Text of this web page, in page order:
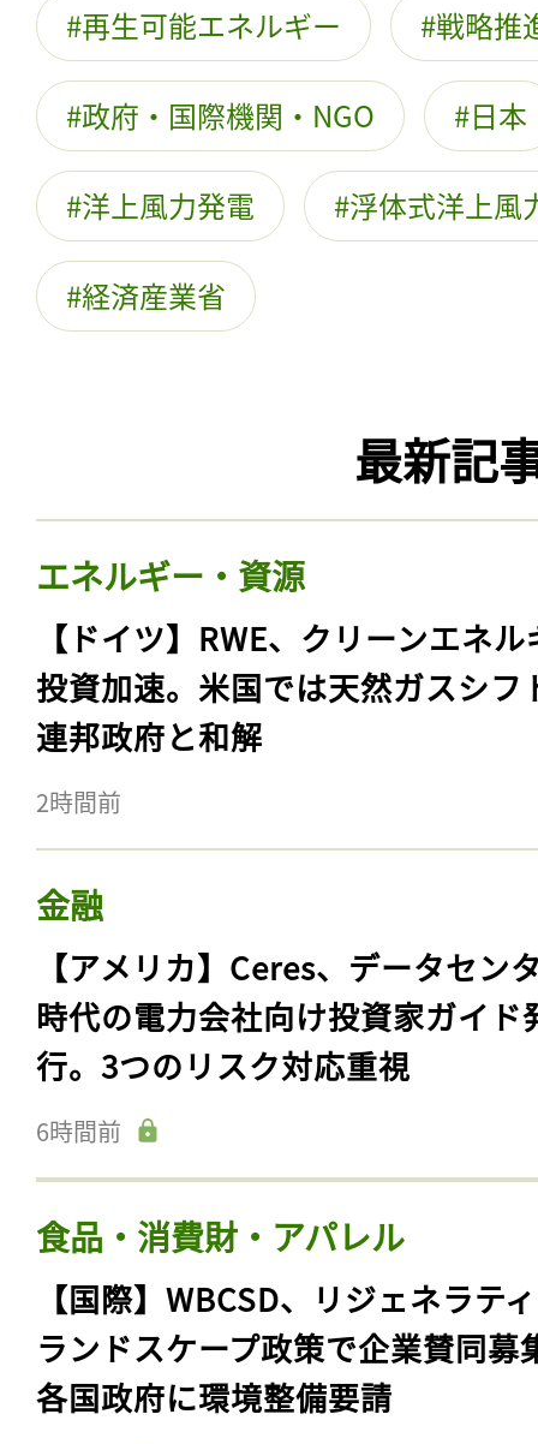
再生可能エネルギー 戦略推
政府・国際機関・NGO 日本
洋上風力発電 浮体式洋上風
経済産業省
最新記
エネルギー・資源
【ドイツ】RWE、クリーンエネ
投資加速。米国では天然ガスシフ
連邦政府と和解
2時間前
金融
【アメリカ】Ceres、データセン
時代の電力会社向け投資家ガイド
行。3つのリスク対応重視
6時間前
食品・消費財・アパレル
【国際】WBCSD、リジェネラテ
ランドスケープ政策で企業賛同募
各国政府に環境整備要請